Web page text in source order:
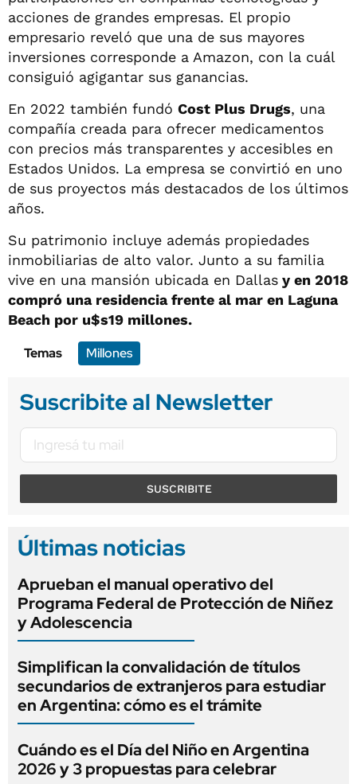
acciones de grandes empresas. El propio
empresario reveló que una de sus mayores
inversiones corresponde a Amazon, con la cuál
consiguió agigantar sus ganancias.
En 2022 también fundó Cost Plus Drugs, una
compañía creada para ofrecer medicamentos
con precios más transparentes y accesibles en
Estados Unidos. La empresa se convirtió en uno
de sus proyectos más destacados de los últimos
años.
Su patrimonio incluye además propiedades
inmobiliarias de alto valor. Junto a su familia
vive en una mansión ubicada en Dallas y en 2018
compró una residencia frente al mar en Laguna
Beach por u$s19 millones.
Temas
Millones
Suscribite al Newsletter
SUSCRIBITE
Últimas noticias
Aprueban el manual operativo del
Programa Federal de Protección de Niñez
y Adolescencia
Simplifican la convalidación de títulos
secundarios de extranjeros para estudiar
en Argentina: cómo es el trámite
Cuándo es el Día del Niño en Argentina
2026 y 3 propuestas para celebrar